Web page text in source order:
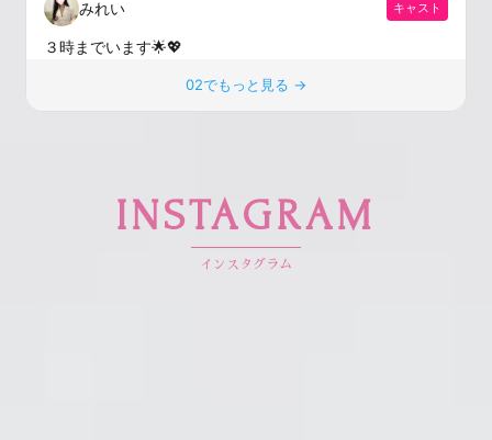
INSTAGRAM
インスタグラム